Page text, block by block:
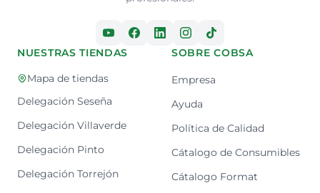
NUESTRAS TIENDAS
Mapa de tiendas
Delegación Seseña
Delegación Villaverde
Delegación Pinto
Delegación Torrejón
SOBRE COBSA
Empresa
Ayuda
Política de Calidad
Cátalogo de Consumibles
Cátalogo Format